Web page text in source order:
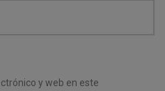
y web en este